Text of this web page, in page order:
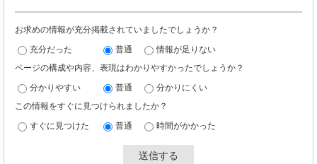
お求めの情報が充分掲載されていましたでしょうか？
充分だった 普通
情報が足りない
ページの構成や内容、表現はわかりやすかったでしょうか？
分かりやすい 普通
分かりにくい
この情報をすぐに見つけられましたか？
すぐに見つけた 普通 時間がかかった